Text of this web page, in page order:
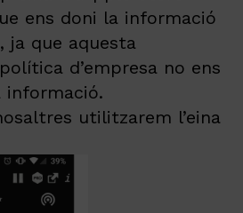
ens doni la informació
ja que aquesta
d’empresa no ens
informació.
utilitzarem l’eina